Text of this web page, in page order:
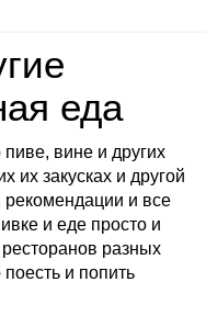
еда
пиве, вине и других
их закусках и другой
рекомендации и все
и еде просто и
разных
и попить